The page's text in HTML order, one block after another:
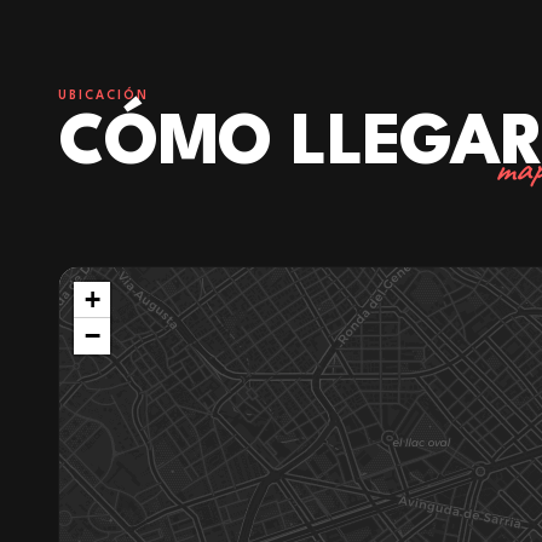
UBICACIÓN
CÓMO LLEGAR
+
−